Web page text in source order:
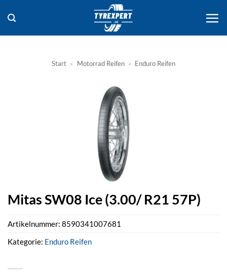
Inhalt
springen
Start » Motorrad Reifen » Enduro Reifen
Mitas SW08 Ice (3.00/ R21 57P)
Artikelnummer: 8590341007681
Kategorie: Enduro Reifen